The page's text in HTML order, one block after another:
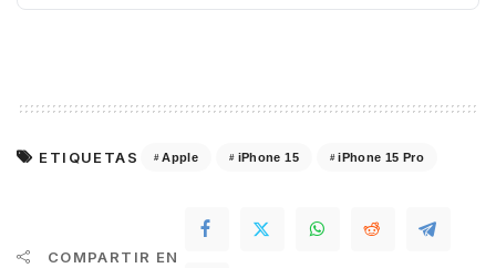
ETIQUETAS Apple iPhone 15 iPhone 15 Pro
COMPARTIR EN